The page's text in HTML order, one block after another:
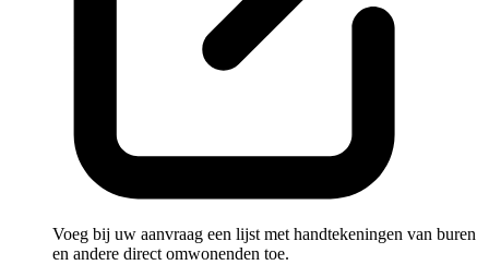
Voeg bij uw aanvraag een lijst met handtekeningen van buren
en andere direct omwonenden toe.